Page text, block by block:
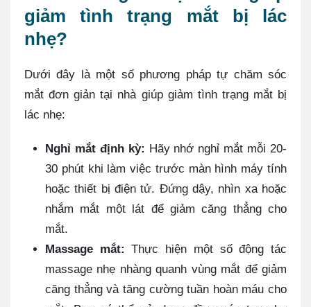
giảm tình trạng mắt bị lác
nhẹ?
Dưới đây là một số phương pháp tự chăm sóc
mắt đơn giản tại nhà giúp giảm tình trạng mắt bị
lác nhẹ:
Nghỉ mắt định kỳ: Hãy nhớ nghỉ mắt mỗi 20-
30 phút khi làm việc trước màn hình máy tính
hoặc thiết bị điện tử. Đứng dậy, nhìn xa hoặc
nhắm mắt một lát để giảm căng thẳng cho
mắt.
Massage mắt: Thực hiện một số động tác
massage nhẹ nhàng quanh vùng mắt để giảm
căng thẳng và tăng cường tuần hoàn máu cho